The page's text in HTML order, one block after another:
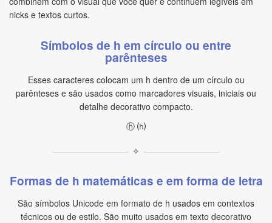
nicks e textos curtos.
Símbolos de h em círculo ou entre
parênteses
Esses caracteres colocam um h dentro de um círculo ou
parênteses e são usados como marcadores visuais, iniciais ou
detalhe decorativo compacto.
ⓗ ⒣
✧
Formas de h matemáticas e em forma de letra
São símbolos Unicode em formato de h usados em contextos
técnicos ou de estilo. São muito usados em texto decorativo